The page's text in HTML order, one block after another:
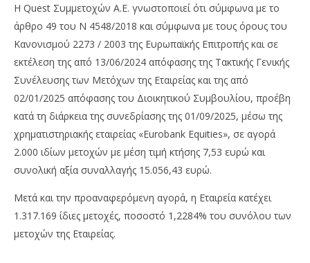
NOW VIEWING
QUEST ΣΥΜΜΕΤΟΧΩΝ (ΚΟ): Αγορά ιδίων μετοχών
02/09/2025
press-
room
Η Quest Συμμετοχών Α.Ε. γνωστοποιεί ότι σύμφωνα με το
άρθρο 49 του Ν 4548/2018 και σύμφωνα με τους όρους του
Κανονισμού 2273 / 2003 της Ευρωπαϊκής Επιτροπής και σε
εκτέλεση της από 13/06/2024 απόφασης της Τακτικής Γενικής
Συνέλευσης των Μετόχων της Εταιρείας και της από
02/01/2025 απόφασης του Διοικητικού Συμβουλίου, προέβη
κατά τη διάρκεια της συνεδρίασης της 01/09/2025, μέσω της
χρηματιστηριακής εταιρείας «Eurobank Equities», σε αγορά
2.000 ιδίων μετοχών με μέση τιμή κτήσης 7,53 ευρώ και
συνολική αξία συναλλαγής 15.056,43 ευρώ.
Μετά και την προαναφερόμενη αγορά, η Εταιρεία κατέχει
1.317.169 ίδιες μετοχές, ποσοστό 1,2284% του συνόλου των
μετοχών της Εταιρείας.